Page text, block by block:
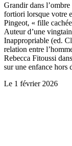
Grandir dans
fortiori lorsque votre
Pingeot, « fille
Auteur d’une
Inappropriable (ed.
relation entre
Rebecca Fitoussi
sur une enfance hors
Le 1 février 2026